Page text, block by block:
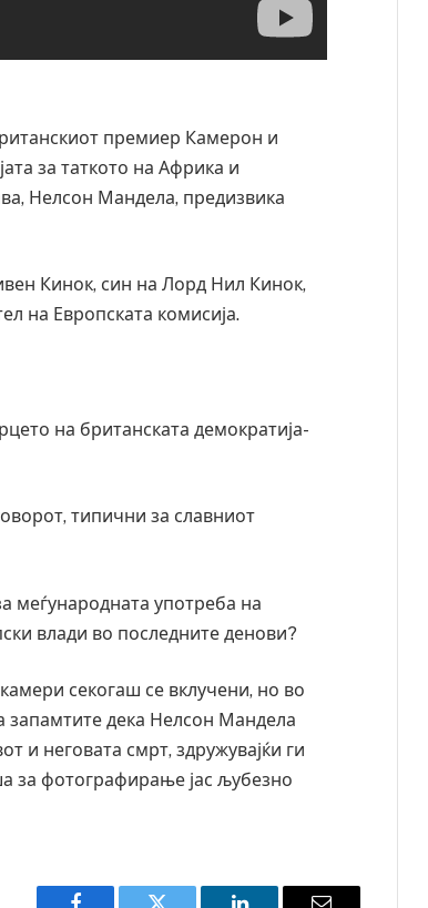
премиер Камерон и
за таткото на Африка и
Нелсон Мандела, предизвика
Кинок, син на Лорд Нил Кинок,
на Европската комисија.
на британската демократија-
типични за славниот
употреба на
влади во последните денови?
секогаш се вклучени, но во
запамтите дека Нелсон Мандела
и неговата смрт, здружувајќи ги
за фотографирање јас љубезно